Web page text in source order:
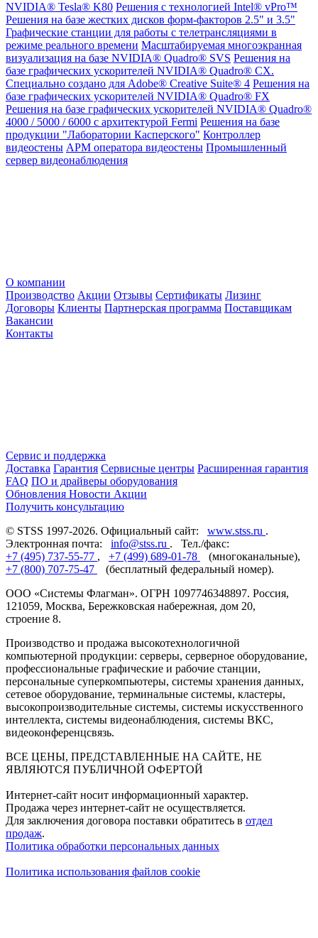
NVIDIA® Tesla® K80 Решения с технологией Intel® vPro™
Решения на базе жестких дисков форм-факторов 2.5" и 3.5"
Графические станции для работы с телетрансляциями в
режиме реального времени Масштабируемая многоэкранная
визуализация на базе NVIDIA® Quadro® SVS Решения на
базе графических ускорителей NVIDIA® Quadro® CX.
Специально создано для Adobe® Creative Suite® 4 Решения на
базе графических ускорителей NVIDIA® Quadro® FX
Решения на базе графических ускорителей NVIDIA® Quadro®
4000 / 5000 / 6000 с архитектурой Fermi Решения на базе
продукции "Лаборатории Касперского" Контроллер
видеостены АРМ оператора видеостены Промышленный
сервер видеонаблюдения
О компании
Производство Акции Отзывы Сертификаты Лизинг
Договоры Клиенты Партнерская программа Поставщикам
Вакансии
Контакты
Сервис и поддержка
Доставка Гарантия Сервисные центры Расширенная гарантия
FAQ ПО и драйверы оборудования
Обновления Новости Акции
Получить консультацию
© STSS 1997-2026. Официальный сайт: www.stss.ru .
Электронная почта: info@stss.ru . Тел./факс:
+7 (495) 737-55-77 , +7 (499) 689-01-78
(многоканальные),
+7 (800) 707-75-47
(бесплатный федеральный номер).
ООО «Системы Флагман». ОГРН 1097746348897. Россия,
121059, Москва, Бережковская набережная, дом 20,
строение 8.
Производство и продажа высокотехнологичной
компьютерной продукции: серверы, серверное оборудование,
профессиональные графические и рабочие станции,
персональные суперкомпьютеры, системы хранения данных,
сетевое оборудование, терминальные системы, кластеры,
высокопроизводительные системы, системы искусственного
интеллекта, системы видеонаблюдения, системы ВКС,
видеоконференцсвязь.
ВСЕ ЦЕНЫ, ПРЕДСТАВЛЕННЫЕ НА САЙТЕ, НЕ
ЯВЛЯЮТСЯ ПУБЛИЧНОЙ ОФЕРТОЙ
Интернет-сайт носит информационный характер.
Продажа через интернет-сайт не осуществляется.
Для заключения договора поставки обратитесь в отдел
продаж.
Политика обработки персональных данных
Политика использования файлов cookie